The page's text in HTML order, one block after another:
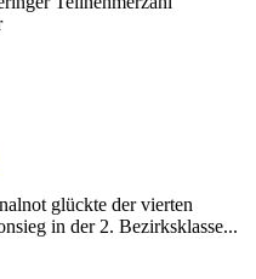
glückte der vierten
in der 2. Bezirksklasse...